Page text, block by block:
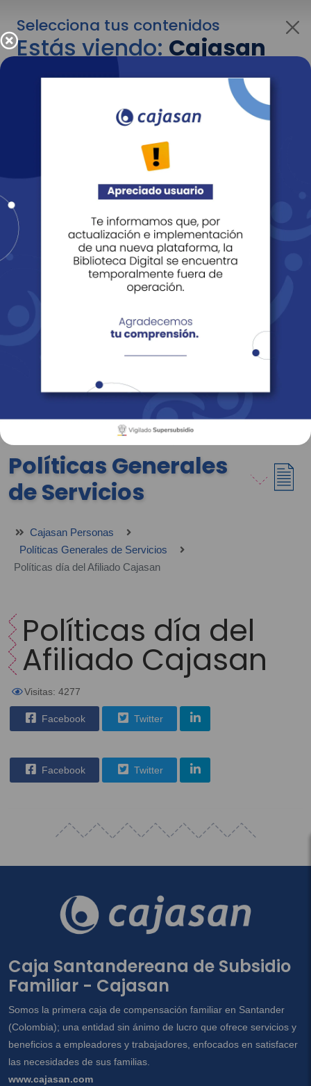
Selecciona tus contenidos
Estás viendo:Cajasan
para personas
Para cambiar al contenido de tu interés más
adelante recuerda utilizar el menú
Entendido
Revista Fácil Vivir
Sedes Directorio Servicios En Línea
Políticas Generales
de Servicios
Cajasan Personas
Políticas Generales de Servicios
Políticas día del Afiliado Cajasan
Políticas día del
Afiliado Cajasan
Visitas: 4277
Facebook Twitter
Facebook Twitter
Caja Santandereana de Subsidio
Familiar - Cajasan
Somos la primera caja de compensación familiar en Santander
(Colombia); una entidad sin ánimo de lucro que ofrece servicios y
beneficios a empleadores y trabajadores, enfocados en satisfacer
las necesidades de sus familias.
www.cajasan.com